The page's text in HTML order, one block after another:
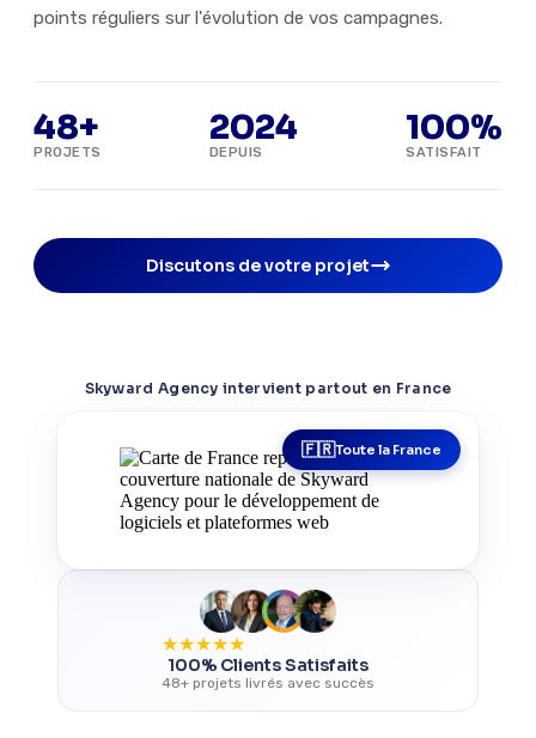
points réguliers sur l'évolution de vos campagnes.
48+
PROJETS
2024
DEPUIS
100%
SATISFAIT
Discutons de votre projet
Skyward Agency intervient partout en France
Toute la France
★★★★★
100% Clients Satisfaits
48+ projets livrés avec succès